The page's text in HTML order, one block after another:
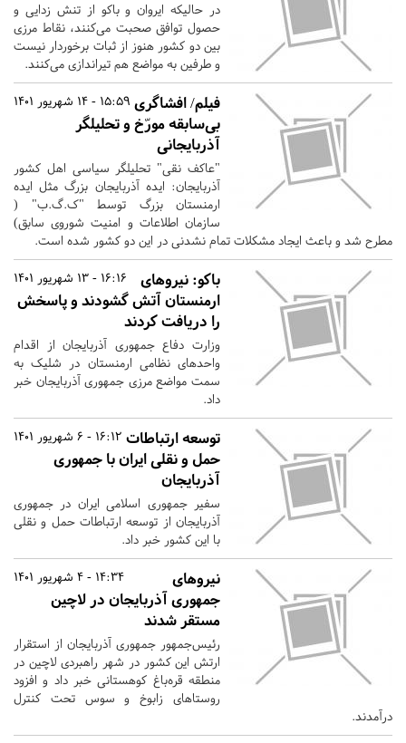
در حالیکه ایروان و باکو از تنش زدایی و
حصول توافق صحبت می‌کنند، نقاط مرزی
بین دو کشور هنوز از ثبات برخوردار نیست
و طرفین به مواضع هم تیراندازی می‌کنند.
15:59 - 14 شهریور 1401 فیلم/ افشاگری
بی‌سابقه مورّخ و تحلیلگر
آذربایجانی
"عاکف نقی" تحلیلگر سیاسی اهل کشور
آذربایجان: ایده آذربایجان بزرگ مثل ایده
ارمنستان بزرگ توسط "ک.گ.ب" (
سازمان اطلاعات و امنیت شوروی سابق)
مطرح شد و باعث ایجاد مشکلات تمام نشدنی در این دو کشور شده است.
16:16 - 13 شهریور 1401
باکو: نیروهای
ارمنستان آتش گشودند و پاسخش
را دریافت کردند
وزارت دفاع جمهوری آذربایجان از اقدام
واحدهای نظامی ارمنستان در شلیک به
سمت مواضع مرزی جمهوری آذربایجان خبر
داد.
16:12 - 6 شهریور 1401 توسعه ارتباطات
حمل و نقلی ایران با جمهوری
آذربایجان
سفیر جمهوری اسلامی ایران در جمهوری
آذربایجان از توسعه ارتباطات حمل و نقلی
با این کشور خبر داد.
14:34 - 4 شهریور 1401
نیروهای
جمهوری آذربایجان در لاچین
مستقر شدند
رئیس‌جمهور جمهوری آذربایجان از استقرار
ارتش این کشور در شهر راهبردی لاچین در
منطقه قره‌باغ کوهستانی خبر داد و افزود
روستاهای زابوخ و سوس تحت کنترل
درآمدند.